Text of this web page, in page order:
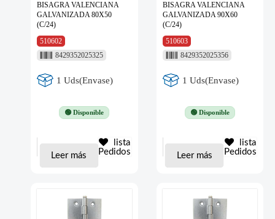
BISAGRA VALENCIANA
GALVANIZADA 80X50
(C/24)
510602
8429352025325
1 Uds(Envase)
🟢 Disponible
Leer más
lista
Pedidos
BISAGRA VALENCIANA
GALVANIZADA 90X60
(C/24)
510603
8429352025356
1 Uds(Envase)
🟢 Disponible
Leer más
lista
Pedidos